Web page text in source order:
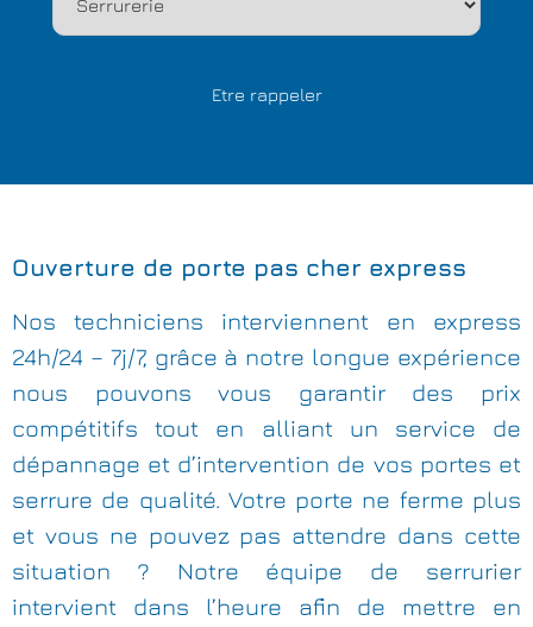
Ouverture de porte pas cher express
Nos techniciens interviennent en express
24h/24 – 7j/7, grâce à notre longue expérience
nous pouvons vous garantir des prix
compétitifs tout en alliant un service de
dépannage et d’intervention de vos portes et
serrure de qualité. Votre porte ne ferme plus
et vous ne pouvez pas attendre dans cette
situation ? Notre équipe de serrurier
intervient dans l’heure afin de mettre en